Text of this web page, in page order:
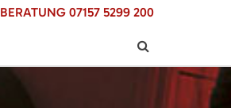
BERATUNG 07157 5299 200